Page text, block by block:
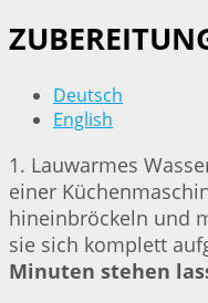
Deutsch
English
1. Lauwarmes
einer
hineinbröckeln und
sie sich komplett
Minuten stehen